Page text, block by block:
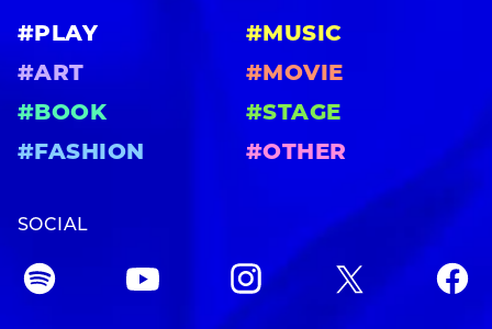
#PLAY
#MUSIC
#ART
#MOVIE
#BOOK
#STAGE
#FASHION
#OTHER
SOCIAL